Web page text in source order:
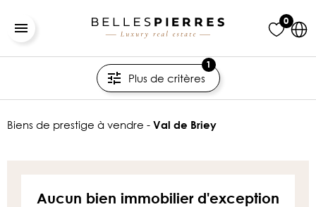
0
Plus de critères
1
biens de prestige à vendre - Val de Briey
Aucun bien immobilier d'exception